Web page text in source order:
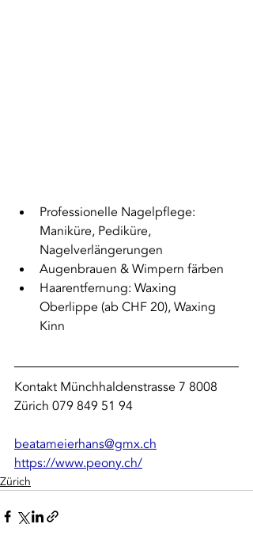
Professionelle Nagelpflege:
Maniküre, Pediküre,
Nagelverlängerungen
Augenbrauen & Wimpern färben
Haarentfernung: Waxing
Oberlippe (ab CHF 20), Waxing
Kinn
Kontakt Münchhaldenstrasse 7 8008
Zürich 079 849 51 94
beatameierhans@gmx.ch
https://www.peony.ch/
Zürich